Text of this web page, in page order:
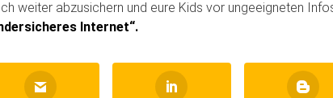
weiter abzusichern und eure Kids vor ungeeigneten
Internet“.